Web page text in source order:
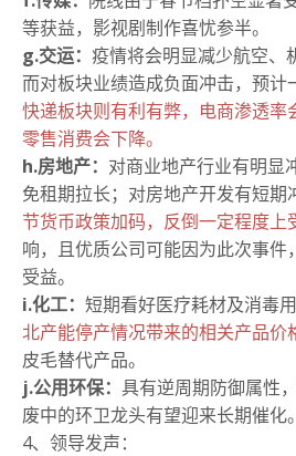
等获益，影视剧制作喜忧参半。
g.交运： 疫情将会明显减少航空、
而对板块业绩造成负面冲击，预计
快递板块则有利有弊，电商渗透率
零售消费会下降。
h.房地产： 对商业地产行业有明显
免租期拉长；对房地产开发有短期
节货币政策加码，反倒一定程度上
响，且优质公司可能因为此次事件
受益。
i.化工： 短期看好医疗耗材及消毒用
北产能停产情况带来的相关产品价
皮毛替代产品。
j.公用环保： 具有逆周期防御属性
废中的环卫龙头有望迎来长期催化。
4、领导发声：